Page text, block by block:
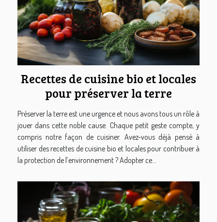
Recettes de cuisine bio et locales
pour préserver la terre
Préserver la terre est une urgence et nous avons tous un rôle à
jouer dans cette noble cause. Chaque petit geste compte, y
compris notre façon de cuisiner. Avez-vous déjà pensé à
utiliser des recettes de cuisine bio et locales pour contribuer à
la protection de l’environnement ? Adopter ce...